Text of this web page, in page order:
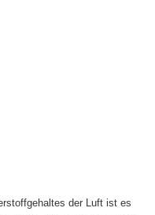
der Luft ist es